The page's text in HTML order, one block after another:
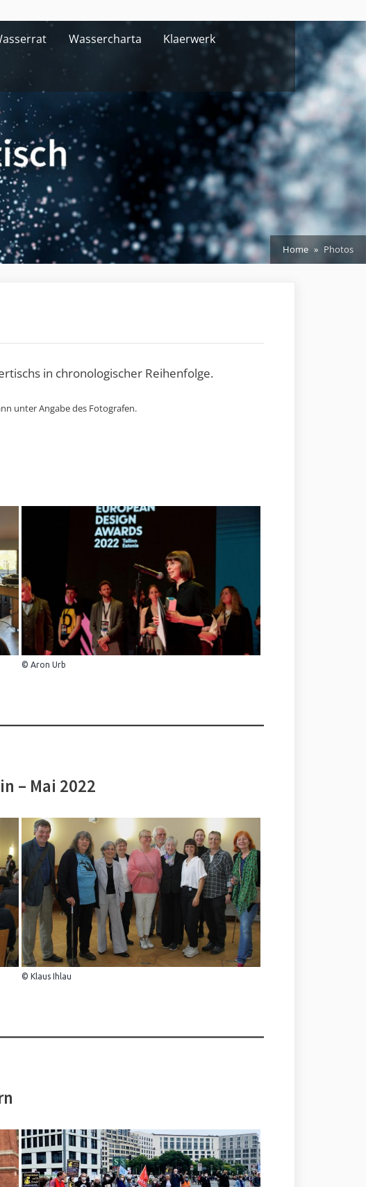
Wassercharta Klaerwerk
Home Photos
in chronologischer Reihenfolge.
unter Angabe des Fotografen.
© Aron Urb
– Mai 2022
© Klaus Ihlau